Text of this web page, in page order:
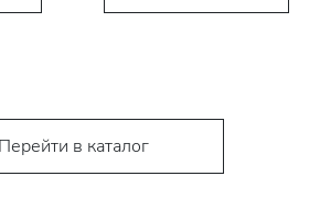
Перейти в каталог